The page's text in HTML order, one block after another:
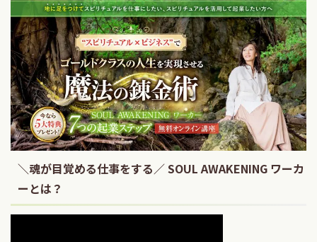
＼魂が目覚める仕事をする／ SOUL AWAKENING ワーカ
ーとは？